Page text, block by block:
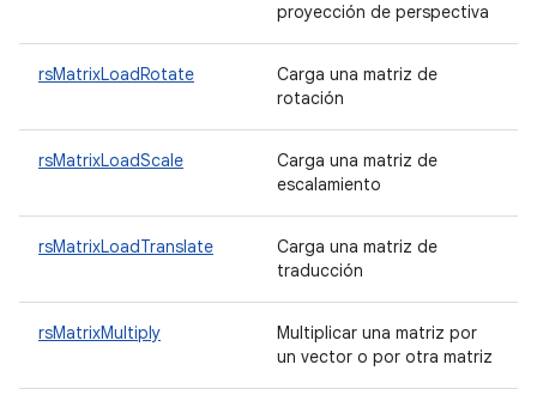
proyección de perspectiva
rsMatrixLoadRotate
Carga una matriz de
rotación
rsMatrixLoadScale
Carga una matriz de
escalamiento
rsMatrixLoadTranslate
Carga una matriz de
traducción
rsMatrixMultiply
Multiplicar una matriz por
un vector o por otra matriz